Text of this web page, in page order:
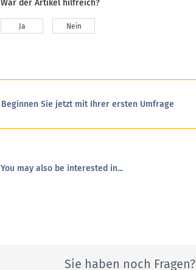
War der Artikel hilfreich?
Ja Nein
Beginnen Sie jetzt mit Ihrer ersten Umfrage
You may also be interested in...
Sie haben noch Fragen?